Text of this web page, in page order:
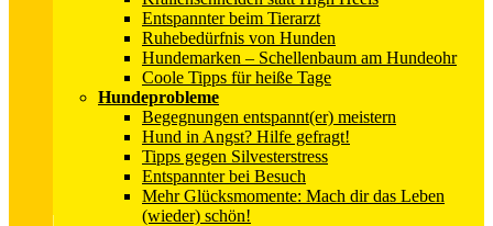
Entspannter beim Tierarzt
Ruhebedürfnis von Hunden
Hundemarken – Schellenbaum am Hundeohr
Coole Tipps für heiße Tage
Hundeprobleme
Begegnungen entspannt(er) meistern
Hund in Angst? Hilfe gefragt!
Tipps gegen Silvesterstress
Entspannter bei Besuch
Mehr Glücksmomente: Mach dir das Leben
(wieder) schön!